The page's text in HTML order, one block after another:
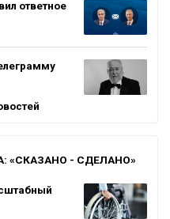
ответное
«СКАЗАНО - СДЕЛАНО»